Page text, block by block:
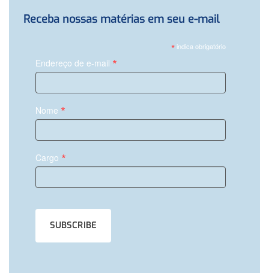
Receba nossas matérias em seu e-mail
*indica obrigatório
Endereço de e-mail *
Nome *
Cargo *